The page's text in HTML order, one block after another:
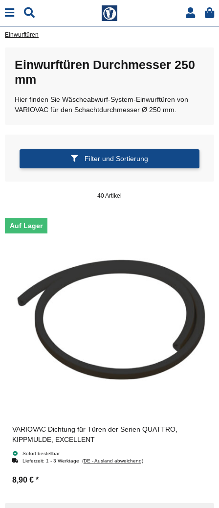
Einwurftüren
Einwurftüren Durchmesser 250
mm
Hier finden Sie Wäscheabwurf-System-Einwurftüren von
VARIOVAC für den Schachtdurchmesser Ø 250 mm.
Filter und Sortierung
40 Artikel
Auf Lager
VARIOVAC Dichtung für Türen der Serien QUATTRO,
KIPPMULDE, EXCELLENT
Sofort bestellbar
Lieferzeit: 1 - 3 Werktage (DE - Ausland abweichend)
8,90 € *